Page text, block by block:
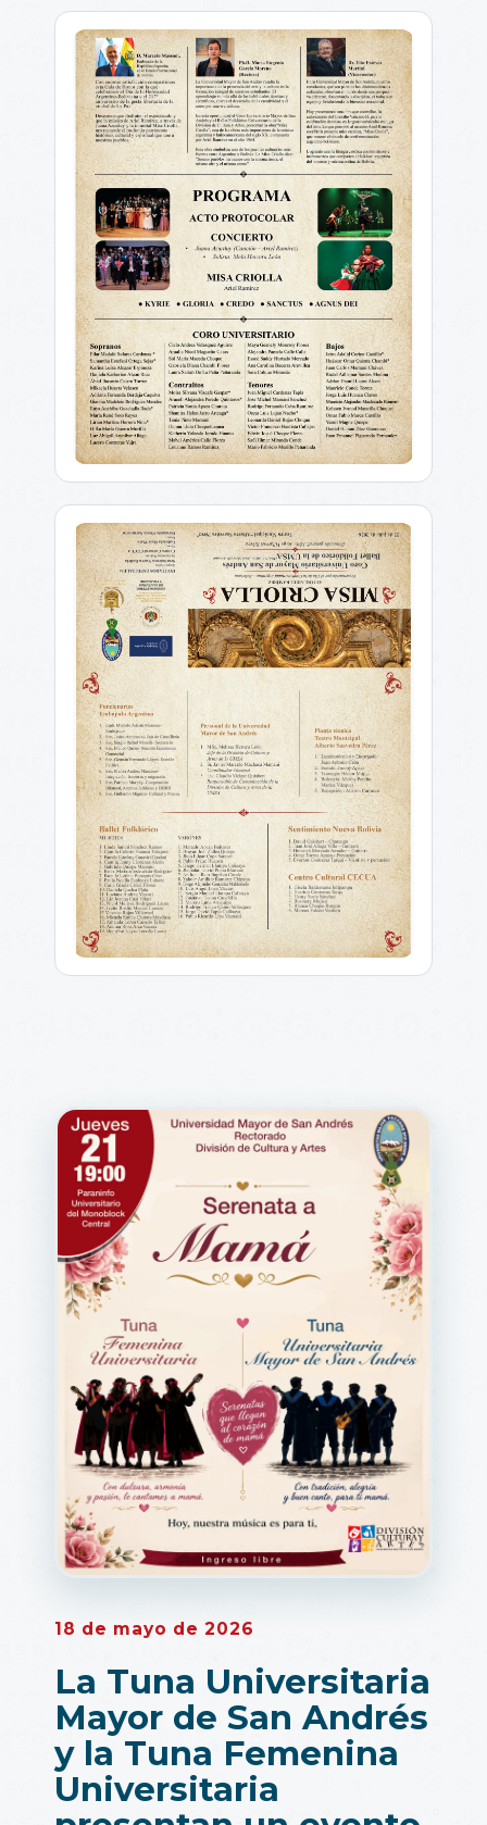
18 de mayo de 2026
La Tuna Universitaria
Mayor de San Andrés
y la Tuna Femenina
Universitaria